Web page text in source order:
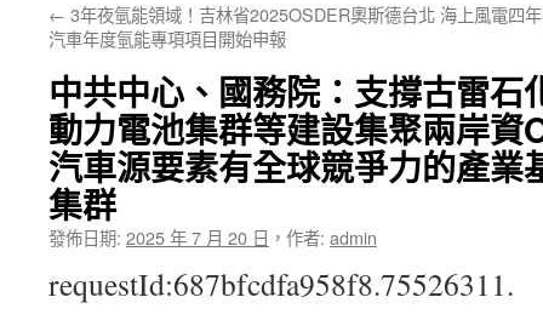
← 3年夜氫能領域！吉林省2025OSDER奧斯德台北
汽車年度氫能專項項目開始申報
海上風電四
中共中心、國務院：支撐古雷石
動力電池集群等建設集聚兩岸資
汽車源要素有全球競爭力的產業
集群
發佈日期: 2025 年 7 月 20 日 ， 作者: admin
requestId:687bfcdfa958f8.75526311.